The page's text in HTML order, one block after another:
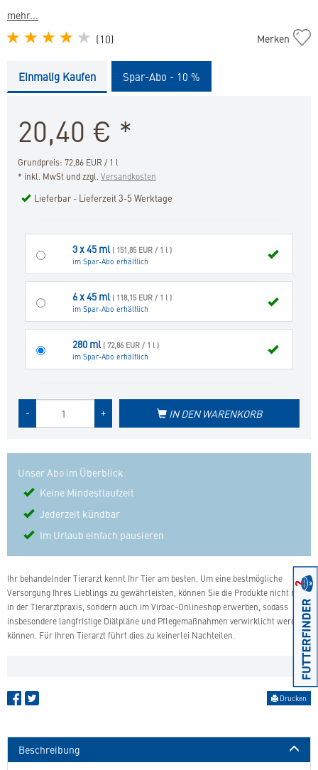
mehr...
(10)
Recovital
Merken
Einmalig Kaufen Spar-Abo - 10 %
20,40 € *
Grundpreis: 72,86 EUR / 1 l
* inkl. MwSt und zzgl.Versandkosten
Lieferbar - Lieferzeit 3-5 Werktage
3 x 45 ml ( 151,85 EUR / 1 l )
im Spar-Abo erhältlich
6 x 45 ml ( 118,15 EUR / 1 l )
im Spar-Abo erhältlich
280 ml ( 72,86 EUR / 1 l )
im Spar-Abo erhältlich
+
- IN DEN WARENKORB
Unser Abo im Überblick
Keine Mindestlaufzeit
Jederzeit kündbar
Im Urlaub einfach pausieren
Ihr behandelnder Tierarzt kennt Ihr Tier am besten. Um eine bestmögliche
Versorgung Ihres Lieblings zu gewährleisten, können Sie die Produkte nicht nur
in der Tierarztpraxis, sondern auch im Virbac-Onlineshop erwerben, sodass
insbesondere langfristige Diätpläne und Pflegemaßnahmen verwirklicht werden
können. Für Ihren Tierarzt führt dies zu keinerlei Nachteilen.
Drucken
Beschreibung